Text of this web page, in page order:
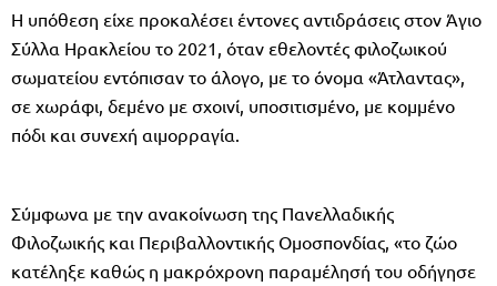
Η υπόθεση είχε προκαλέσει έντονες αντιδράσεις στον Άγιο
Σύλλα Ηρακλείου το 2021, όταν εθελοντές φιλοζωικού
σωματείου εντόπισαν το άλογο, με το όνομα «Άτλαντας»,
σε χωράφι, δεμένο με σχοινί, υποσιτισμένο, με κομμένο
πόδι και συνεχή αιμορραγία.
Σύμφωνα με την ανακοίνωση της Πανελλαδικής
Φιλοζωικής και Περιβαλλοντικής Ομοσπονδίας, «το ζώο
κατέληξε καθώς η μακρόχρονη παραμέλησή του οδήγησε